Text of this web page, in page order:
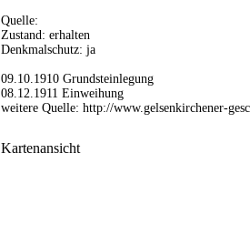
Quelle:
Zustand: erhalten
Denkmalschutz: ja
09.10.1910 Grundsteinlegung
08.12.1911 Einweihung
weitere Quelle: http://www.gelsenkirchener-
Kartenansicht